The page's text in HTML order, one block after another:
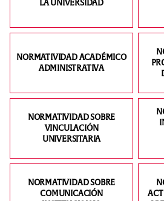
LA UNIVERSIDAD
NORMATIVIDAD ACADÉMICO
ADMINISTRATIVA
NORMATIVIDAD SOBRE
VINCULACIÓN
UNIVERSITARIA
NORMATIVIDAD SOBRE
COMUNICACIÓN